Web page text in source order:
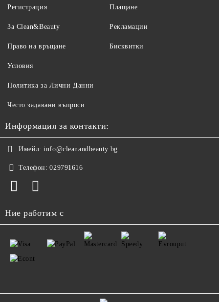
Регистрация
За Clean&Beauty
Плащане
Рекламации
Право на връщане
Условия
Политика за Лични Данни
Често задавани въпроси
Бисквитки
Информация за контакти:
Имейл: info@cleanandbeauty.bg
Телефон: 029791616
Ние работим с